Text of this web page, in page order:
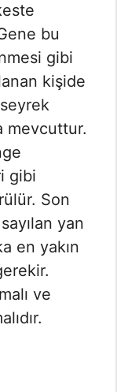
bu
gibi
kişide
mevcuttur.
gibi
Son
yan
en yakın
ve